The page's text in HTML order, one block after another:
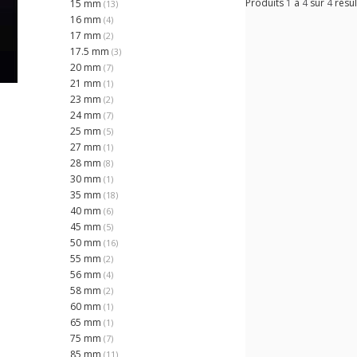
15 mm (13)
16 mm (4)
17 mm (2)
17.5 mm (3)
20 mm (7)
21 mm (1)
23 mm (2)
24 mm (7)
25 mm (5)
27 mm (1)
28 mm (8)
30 mm (1)
35 mm (18)
40 mm (6)
45 mm (5)
50 mm (16)
55 mm (2)
56 mm (4)
58 mm (2)
60 mm (1)
65 mm (1)
75 mm (7)
85 mm (11)
Produits 1 à 4sur 4